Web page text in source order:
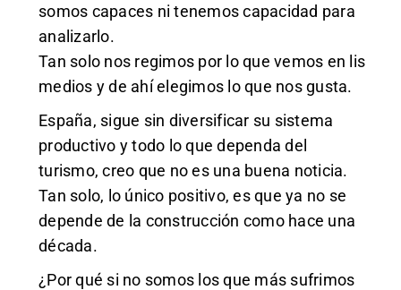
somos capaces ni tenemos capacidad para
analizarlo.
Tan solo nos regimos por lo que vemos en lis
medios y de ahí elegimos lo que nos gusta.
España, sigue sin diversificar su sistema
productivo y todo lo que dependa del
turismo, creo que no es una buena noticia.
Tan solo, lo único positivo, es que ya no se
depende de la construcción como hace una
década.
¿Por qué si no somos los que más sufrimos